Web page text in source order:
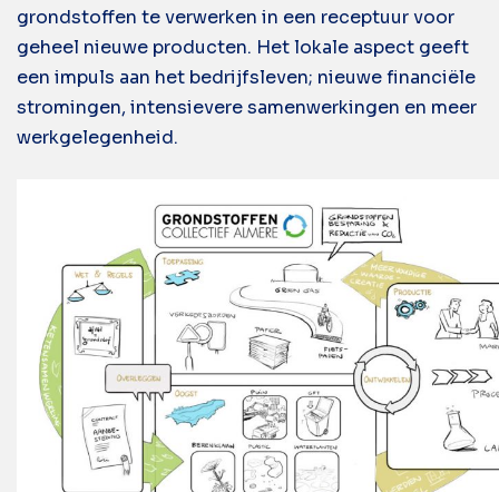
grondstoffen te verwerken in een receptuur voor
geheel nieuwe producten. Het lokale aspect geeft
een impuls aan het bedrijfsleven; nieuwe financiële
stromingen, intensievere samenwerkingen en meer
werkgelegenheid.